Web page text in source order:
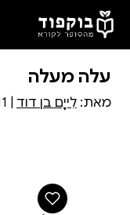
דלג לתוכן הראשי
עלה מעלה
מאת: לִייָם בן דוד